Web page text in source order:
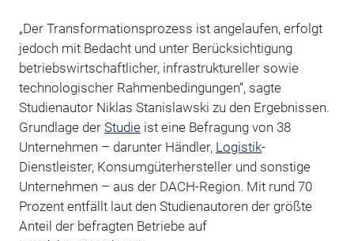
„Der Transformationsprozess ist angelaufen, erfolgt
jedoch mit Bedacht und unter Berücksichtigung
betriebswirtschaftlicher, infrastruktureller sowie
technologischer Rahmenbedingungen“, sagte
Studienautor Niklas Stanislawski zu den Ergebnissen.
Grundlage der Studieist eine Befragung von 38
Unternehmen – darunter Händler, Logistik-
Dienstleister, Konsumgüterhersteller und sonstige
Unternehmen – aus der DACH-Region. Mit rund 70
Prozent entfällt laut den Studienautoren der größte
Anteil der befragten Betriebe auf